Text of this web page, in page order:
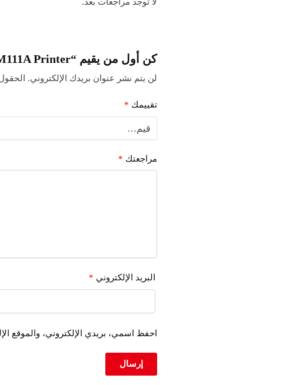
كن أول من يقيم “HP LaserJet M111A Printer”
لن يتم نشر عنوان بريدك الإلكتروني.
تقييمك *
مراجعتك *
البريد الإلكتروني *
احفظ اسمي، بريدي الإلكتروني، والموقع